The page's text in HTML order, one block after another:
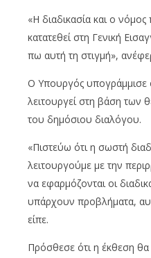
«Η διαδικασία και ο
κατατεθεί στη Γενική
πω αυτή τη στιγμή»,
Ο Υπουργός υπογράμμισε
λειτουργεί στη βάση των
του δημόσιου διαλόγου.
«Πιστεύω ότι η σωστή
λειτουργούμε με την
να εφαρμόζονται οι
υπάρχουν προβλήματα,
είπε.
Πρόσθεσε ότι η έκθεση θα